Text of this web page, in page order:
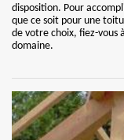
disposition. Pour
que ce soit pour une
de votre choix, fiez-vous
domaine.